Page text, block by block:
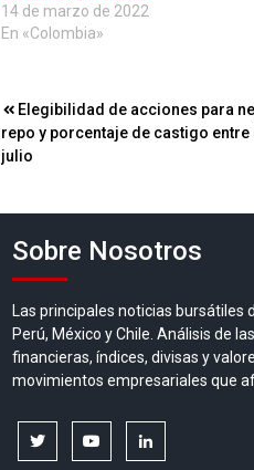
14 de marzo de 2022
En «Colombia»
Navegación
de
Elegibilidad de acciones para
repo y porcentaje de castigo entre
julio
Sobre Nosotros
Las principales noticias bursátiles
Perú, México y Chile. Análisis de
financieras, índices, divisas y
movimientos empresariales que
twitter youtubelinkedin